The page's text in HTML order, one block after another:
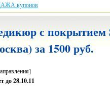
купонов
с покрытием
за 1500 руб.
до 28.10.11